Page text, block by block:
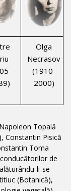
Olga
Necrasov
(1910-
2000)
Topală
Constantin Pisică
Toma
de
li-se
(Botanică),